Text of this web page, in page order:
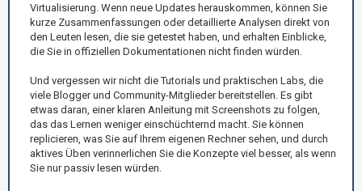
Virtualisierung. Wenn neue Updates herauskommen, können Sie
kurze Zusammenfassungen oder detaillierte Analysen direkt von
den Leuten lesen, die sie getestet haben, und erhalten Einblicke,
die Sie in offiziellen Dokumentationen nicht finden würden.
Und vergessen wir nicht die Tutorials und praktischen Labs, die
viele Blogger und Community-Mitglieder bereitstellen. Es gibt
etwas daran, einer klaren Anleitung mit Screenshots zu folgen,
das das Lernen weniger einschüchternd macht. Sie können
replicieren, was Sie auf Ihrem eigenen Rechner sehen, und durch
aktives Üben verinnerlichen Sie die Konzepte viel besser, als wenn
Sie nur passiv lesen würden.